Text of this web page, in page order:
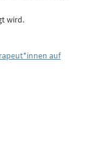
wird.
auf